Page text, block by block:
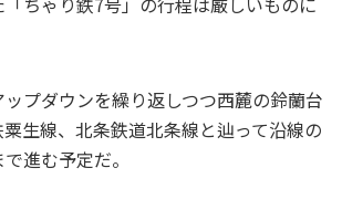
プダウンを繰り返しつつ西麓の鈴蘭台
生線、北条鉄道北条線と辿って沿線の
進む予定だ。